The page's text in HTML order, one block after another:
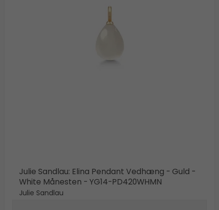
Julie Sandlau: Elina Pendant Vedhæng - Guld -
White Månesten - YG14-PD420WHMN
Julie Sandlau